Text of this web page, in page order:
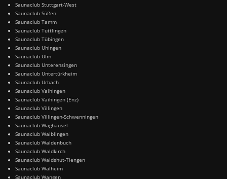
Saunaclub Stuttgart-West
Saunaclub Süßen
Saunaclub Tamm
Saunaclub Tuttlingen
Saunaclub Tübingen
Saunaclub Uhingen
Saunaclub Ulm
Saunaclub Unterensingen
Saunaclub Untertürkheim
Saunaclub Urbach
Saunaclub Vaihingen
Saunaclub Vaihingen (Enz)
Saunaclub Villingen
Saunaclub Villingen-Schwenningen
Saunaclub Waghäusel
Saunaclub Waiblingen
Saunaclub Waldenbuch
Saunaclub Waldkirch
Saunaclub Waldshut-Tiengen
Saunaclub Walheim
Saunaclub Wangen